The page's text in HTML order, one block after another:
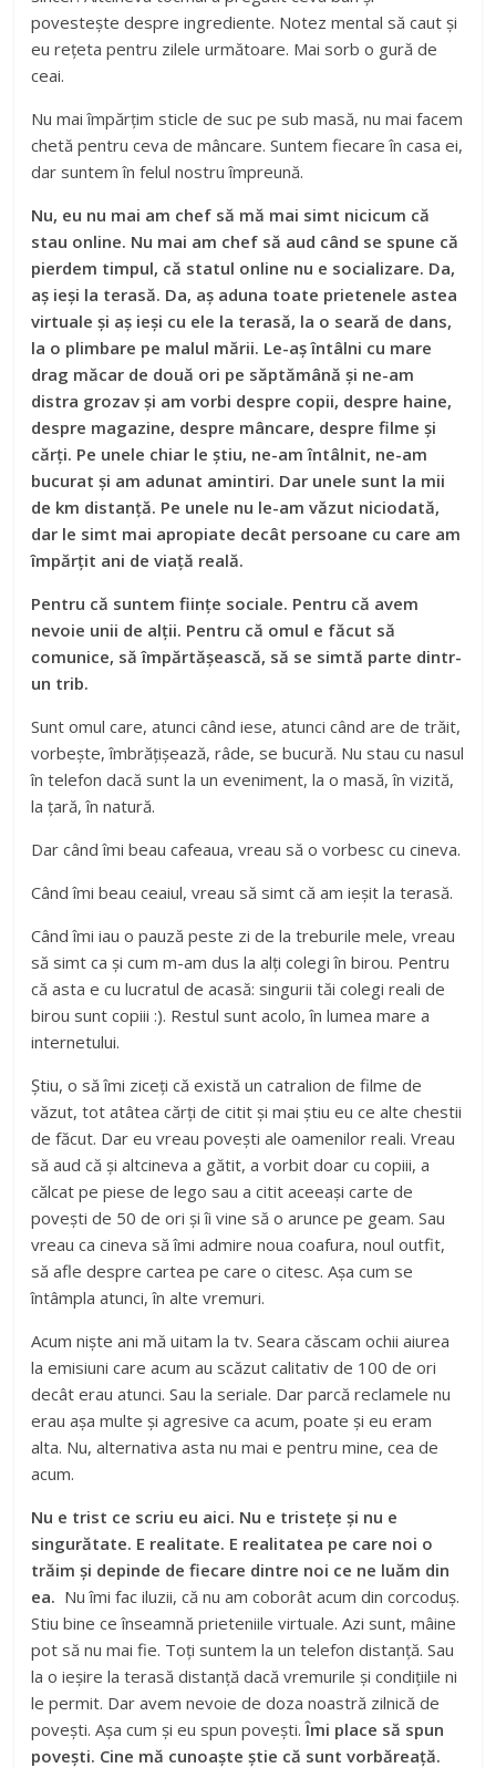
povestește despre ingrediente. Notez mental să caut și
eu rețeta pentru zilele următoare. Mai sorb o gură de
ceai.
Nu mai împărțim sticle de suc pe sub masă, nu mai facem
chetă pentru ceva de mâncare. Suntem fiecare în casa ei,
dar suntem în felul nostru împreună.
Nu, eu nu mai am chef să mă mai simt nicicum că
stau online. Nu mai am chef să aud când se spune că
pierdem timpul, că statul online nu e socializare. Da,
aș ieși la terasă. Da, aș aduna toate prietenele astea
virtuale și aș ieși cu ele la terasă, la o seară de dans,
la o plimbare pe malul mării. Le-aș întâlni cu mare
drag măcar de două ori pe săptămână și ne-am
distra grozav și am vorbi despre copii, despre haine,
despre magazine, despre mâncare, despre filme și
cărți. Pe unele chiar le știu, ne-am întâlnit, ne-am
bucurat și am adunat amintiri. Dar unele sunt la mii
de km distanță. Pe unele nu le-am văzut niciodată,
dar le simt mai apropiate decât persoane cu care am
împărțit ani de viață reală.
Pentru că suntem ființe sociale. Pentru că avem
nevoie unii de alții. Pentru că omul e făcut să
comunice, să împărtășească, să se simtă parte dintr-
un trib.
Sunt omul care, atunci când iese, atunci când are de trăit,
vorbește, îmbrățișează, râde, se bucură. Nu stau cu nasul
în telefon dacă sunt la un eveniment, la o masă, în vizită,
la țară, în natură.
Dar când îmi beau cafeaua, vreau să o vorbesc cu cineva.
Când îmi beau ceaiul, vreau să simt că am ieșit la terasă.
Când îmi iau o pauză peste zi de la treburile mele, vreau
să simt ca și cum m-am dus la alți colegi în birou. Pentru
că asta e cu lucratul de acasă: singurii tăi colegi reali de
birou sunt copiii :). Restul sunt acolo, în lumea mare a
internetului.
Știu, o să îmi ziceți că există un catralion de filme de
văzut, tot atâtea cărți de citit și mai știu eu ce alte chestii
de făcut. Dar eu vreau povești ale oamenilor reali. Vreau
să aud că și altcineva a gătit, a vorbit doar cu copiii, a
călcat pe piese de lego sau a citit aceeași carte de
povești de 50 de ori și îi vine să o arunce pe geam. Sau
vreau ca cineva să îmi admire noua coafura, noul outfit,
să afle despre cartea pe care o citesc. Așa cum se
întâmpla atunci, în alte vremuri.
Acum niște ani mă uitam la tv. Seara căscam ochii aiurea
la emisiuni care acum au scăzut calitativ de 100 de ori
decât erau atunci. Sau la seriale. Dar parcă reclamele nu
erau așa multe și agresive ca acum, poate și eu eram
alta. Nu, alternativa asta nu mai e pentru mine, cea de
acum.
Nu e trist ce scriu eu aici. Nu e tristețe și nu e
singurătate. E realitate. E realitatea pe care noi o
trăim și depinde de fiecare dintre noi ce ne luăm din
ea. Nu îmi fac iluzii, că nu am coborât acum din corcoduș.
Stiu bine ce înseamnă prieteniile virtuale. Azi sunt, mâine
pot să nu mai fie. Toți suntem la un telefon distanță. Sau
la o ieșire la terasă distanță dacă vremurile și condițiile ni
le permit. Dar avem nevoie de doza noastră zilnică de
povești. Așa cum și eu spun povești. Îmi place să spun
povești. Cine mă cunoaște știe că sunt vorbăreață.